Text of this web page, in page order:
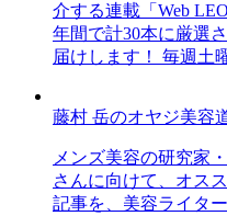
介する連載「Web
年間で計30本に厳選
届けします！ 毎週土
藤村 岳のオヤジ美容
メンズ美容の研究家
さんに向けて、オス
記事を、美容ライタ